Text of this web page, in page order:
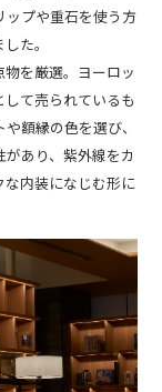
プや重石を使う方
た。
を厳選。ヨーロッ
て売られているも
額縁の色を選び、
あり、紫外線をカ
な内装になじむ形に